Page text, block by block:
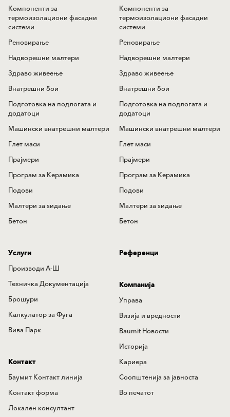
Компоненти за
термоизолациони фасадни
системи
Реновирање
Надворешни малтери
Здраво живеење
Внатрешни бои
Подготовка на подлогата и
додатоци
Машински внатрешни малтери
Глет маси
Прајмери
Програм за Керамика
Подови
Mалтери за ѕидањe
Бетон
Компоненти за
термоизолациони фасадни
системи
Реновирање
Надворешни малтери
Здраво живеење
Внатрешни бои
Подготовка на подлогата и
додатоци
Машински внатрешни малтери
Глет маси
Прајмери
Програм за Керамика
Подови
Mалтери за ѕидањe
Бетон
Услуги
Производи А-Ш
Техничка Документација
Брошури
Калкулатор за Фуга
Вива Парк
Референци
Компанија
Управа
Визија и вредности
Baumit Новости
Историја
Кариера
Соопштенија за јавноста
Во печатот
Контакт
Баумит Контакт линија
Контакт форма
Локален консултант